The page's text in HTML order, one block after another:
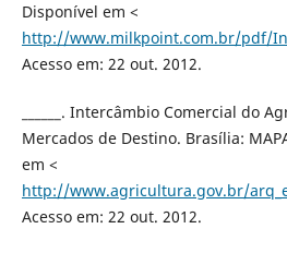
Disponível em <
http://www.milkpoint.com.br/pdf/
Acesso em: 22 out. 2012.
______. Intercâmbio Comercial do
Mercados de Destino. Brasília:
em <
http://www.agricultura.gov.br/
Acesso em: 22 out. 2012.